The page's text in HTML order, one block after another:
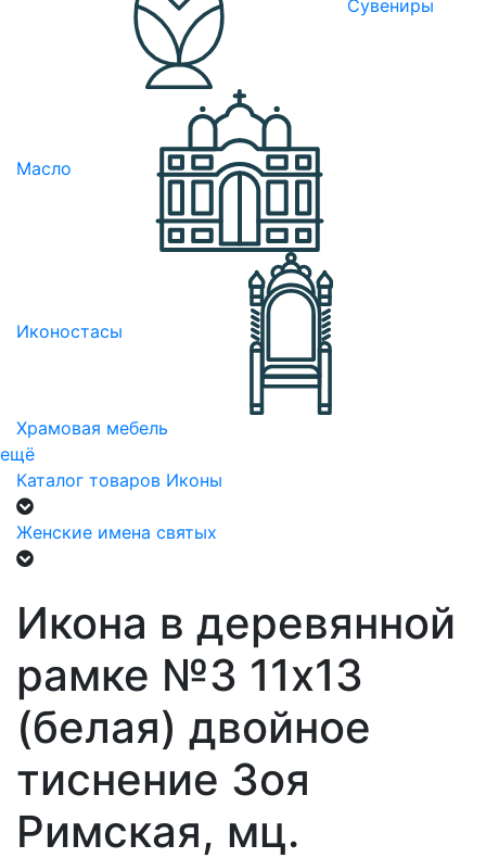
Сувениры
Масло
Иконостасы
Храмовая мебель
ещё
Каталог товаров Иконы
Женские имена святых
Икона в деревянной
рамке №3 11х13
(белая) двойное
тиснение Зоя
Римская, мц.